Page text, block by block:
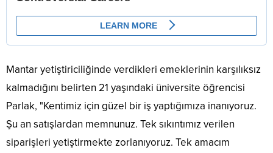
Mantar yetiştiriciliğinde verdikleri emeklerinin karşılıksız
kalmadığını belirten 21 yaşındaki üniversite öğrencisi
Parlak, "Kentimiz için güzel bir iş yaptığımıza inanıyoruz.
Şu an satışlardan memnunuz. Tek sıkıntımız verilen
siparişleri yetiştirmekte zorlanıyoruz. Tek amacım